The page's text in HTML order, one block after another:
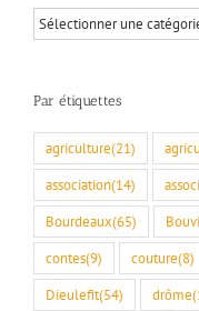
Par
rubriques
Par étiquettes
agriculture(21)
association(14)
Bourdeaux(65)
contes(9) couture(8)
Dieulefit(54) drôme